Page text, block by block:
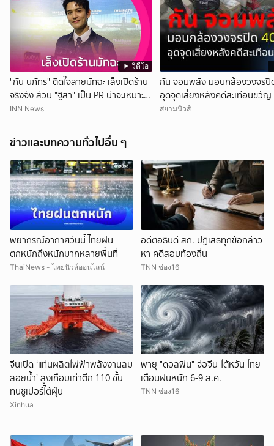
วิดีโอ
"กัน นภัทร" ติดใจสายมัทฉะ เล็งเปิดร้าน
จริงจัง ส่วน "ฐิสา" เป็น PR น่าจะเหมาะ
กว่า
INN News
กัน จอมพลัง มอบกล้องวงจรปิ
อุดจุดเสี่ยงหลังคดีสะเทือนขวัญ
สยามนิวส์
ข่าวและบทความทั่วไปอื่น ๆ
พยากรณ์อากาศวันนี้ ไทยฝน
ตกหนักถึงหนักมากหลายพื้นที่
ThaiNews - ไทยนิวส์ออนไลน์
อดีตอธิบดี สถ. ปฏิเสธทุกข้อกล่าว
หา คดีสอบท้องถิ่น
TNN ช่อง16
จีนเปิด ‘แท่นผลิตไฟฟ้าพลังงานลม
ลอยน้ำ’ สูงเกือบเท่าตึก 110 ชั้น
ทนซูเปอร์ไต้ฝุ่น
Xinhua
พายุ "ดอลฟิน" จ่อจีน-ไต้หวัน ไทย
เตือนฝนหนัก 6-9 ส.ค.
TNN ช่อง16